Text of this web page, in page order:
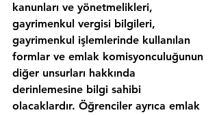
kanunları ve yönetmelikleri,
gayrimenkul vergisi bilgileri,
gayrimenkul işlemlerinde kullanılan
formlar ve emlak komisyonculuğunun
diğer unsurları hakkında
derinlemesine bilgi sahibi
olacaklardır. Öğrenciler ayrıca emlak